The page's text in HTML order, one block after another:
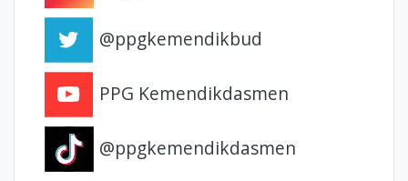
@ppgkemendikbud
PPG Kemendikdasmen
@ppgkemendikdasmen